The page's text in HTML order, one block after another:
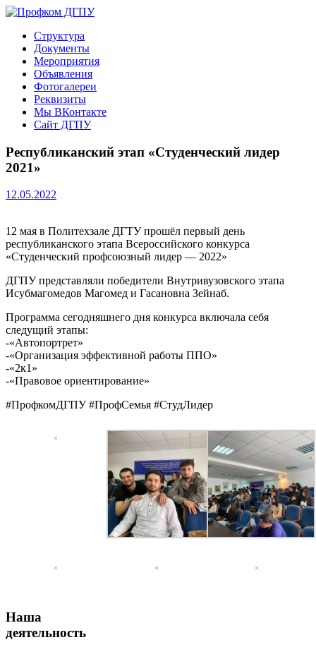
Перейти
содержимому
Профком ДГПУ
Официальный сайт профсоюзной организации
Структура
Документы
Мероприятия
Объявления
Фотогалереи
Реквизиты
Мы ВКонтакте
Сайт ДГПУ
Республиканский этап «Студенческий лидер
2021»
12.05.2022
12 мая в Политехзале ДГТУ прошёл первый день
республиканского этапа Всероссийского конкурса
«Студенческий профсоюзный лидер — 2022»
ДГПУ представляли победители Внутривузовского этапа
Исубмагомедов Магомед и Гасановна Зейнаб.
Программа сегодняшнего дня конкурса включала себя
следущий этапы:
-«Автопортрет»
-«Организация эффективной работы ППО»
-«2к1»
-«Правовое ориентирование»
#ПрофкомДГПУ #ПрофСемья #СтудЛидер
Наша
деятельность